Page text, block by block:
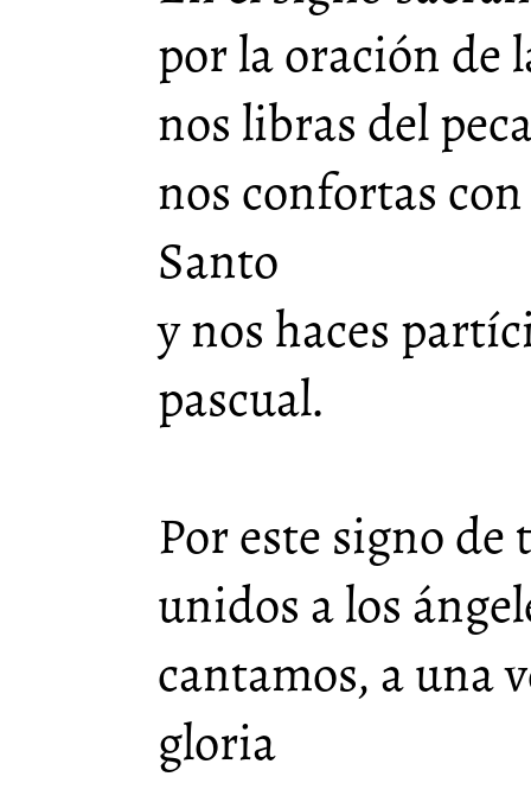
por la oración de
nos libras del
nos confortas
Santo
y nos haces
pascual.
Por este signo
unidos a los
cantamos, a una
gloria